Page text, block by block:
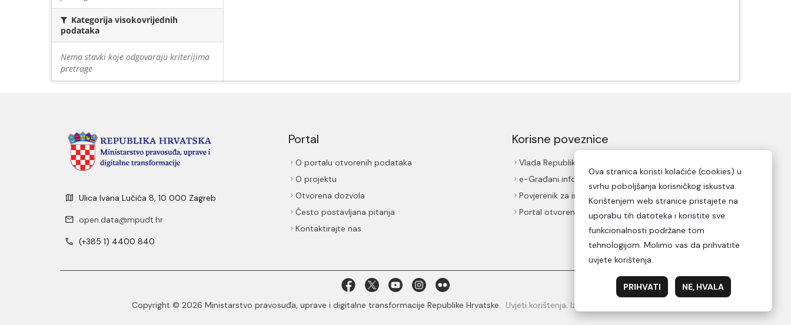
Kategorija visokovrijednih
podataka
Nema stavki koje odgovaraju kriterijima
pretrage